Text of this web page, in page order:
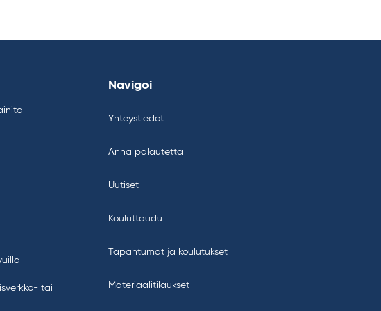
tai
Navigoi
Yhteystiedot
Anna palautetta
Uutiset
Kouluttaudu
Tapahtumat ja koulutukset
Materiaalitilaukset